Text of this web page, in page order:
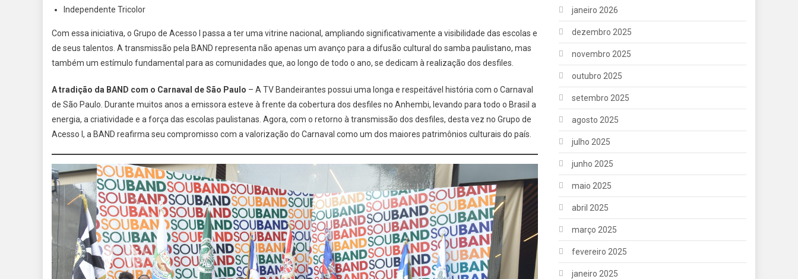
Independente Tricolor
Com essa iniciativa, o Grupo de Acesso I passa a ter uma vitrine nacional, ampliando significativamente a visibilidade das escolas e
de seus talentos. A transmissão pela BAND representa não apenas um avanço para a difusão cultural do samba paulistano, mas
também um estímulo fundamental para as comunidades que, ao longo de todo o ano, se dedicam à realização dos desfiles.
A tradição da BAND com o Carnaval de São Paulo – A TV Bandeirantes possui uma longa e respeitável história com o Carnaval
de São Paulo. Durante muitos anos a emissora esteve à frente da cobertura dos desfiles no Anhembi, levando para todo o Brasil a
energia, a criatividade e a força das escolas paulistanas. Agora, com o retorno à transmissão dos desfiles, desta vez no Grupo de
Acesso I, a BAND reafirma seu compromisso com a valorização do Carnaval como um dos maiores patrimônios culturais do país.
janeiro 2026
dezembro 2025
novembro 2025
outubro 2025
setembro 2025
agosto 2025
julho 2025
junho 2025
maio 2025
abril 2025
março 2025
fevereiro 2025
janeiro 2025